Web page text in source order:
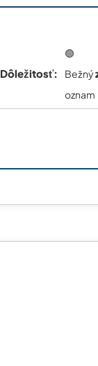
Dôležitosť:
🟢
Bežný
oznam